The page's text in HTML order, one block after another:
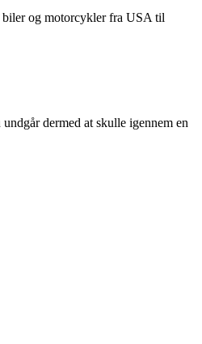
biler og motorcykler fra USA til
dermed at skulle igennem en